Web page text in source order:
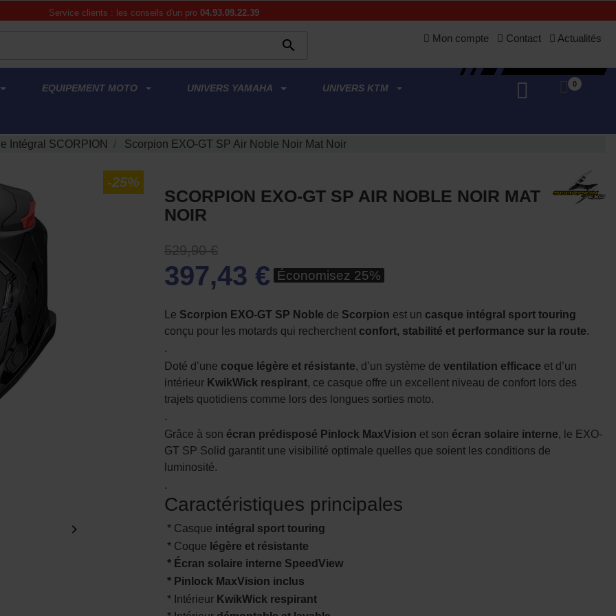
Service clients : les conseils d'un pro 04.93.09.22.39
 Mon compte Contact Actualités
EQUIPEMENT MOTO UNIVERS YAMAHA UNIVERS KTM 0
Intégral SCORPION Scorpion EXO-GT SP Air Noble Noir Mat Noir
-25%

SCORPION EXO-GT SP AIR NOBLE NOIR MAT
NOIR
529,90 €
397,43 € Économisez 25%
Le Scorpion EXO-GT SP Noble de Scorpion est un casque intégral sport touring
conçu pour les motards qui recherchent confort, stabilité et performance sur la route.
.
Doté d’une coque légère et résistante, d’un système de ventilation efficace et d’un
intérieur KwikWick respirant, ce casque offre un excellent niveau de confort lors des
trajets quotidiens comme lors des longues sorties moto.
.
Grâce à son écran prédisposé Pinlock MaxVision et son écran solaire interne, le EXO-
GT SP Solid garantit une visibilité optimale quelles que soient les conditions de
luminosité.
.
Caractéristiques principales
* Casque intégral sport touring
* Coque légère et résistante
* Écran solaire interne SpeedView
* Pinlock MaxVision inclus
* Intérieur KwikWick respirant